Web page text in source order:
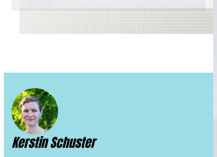
Kerstin Schuster